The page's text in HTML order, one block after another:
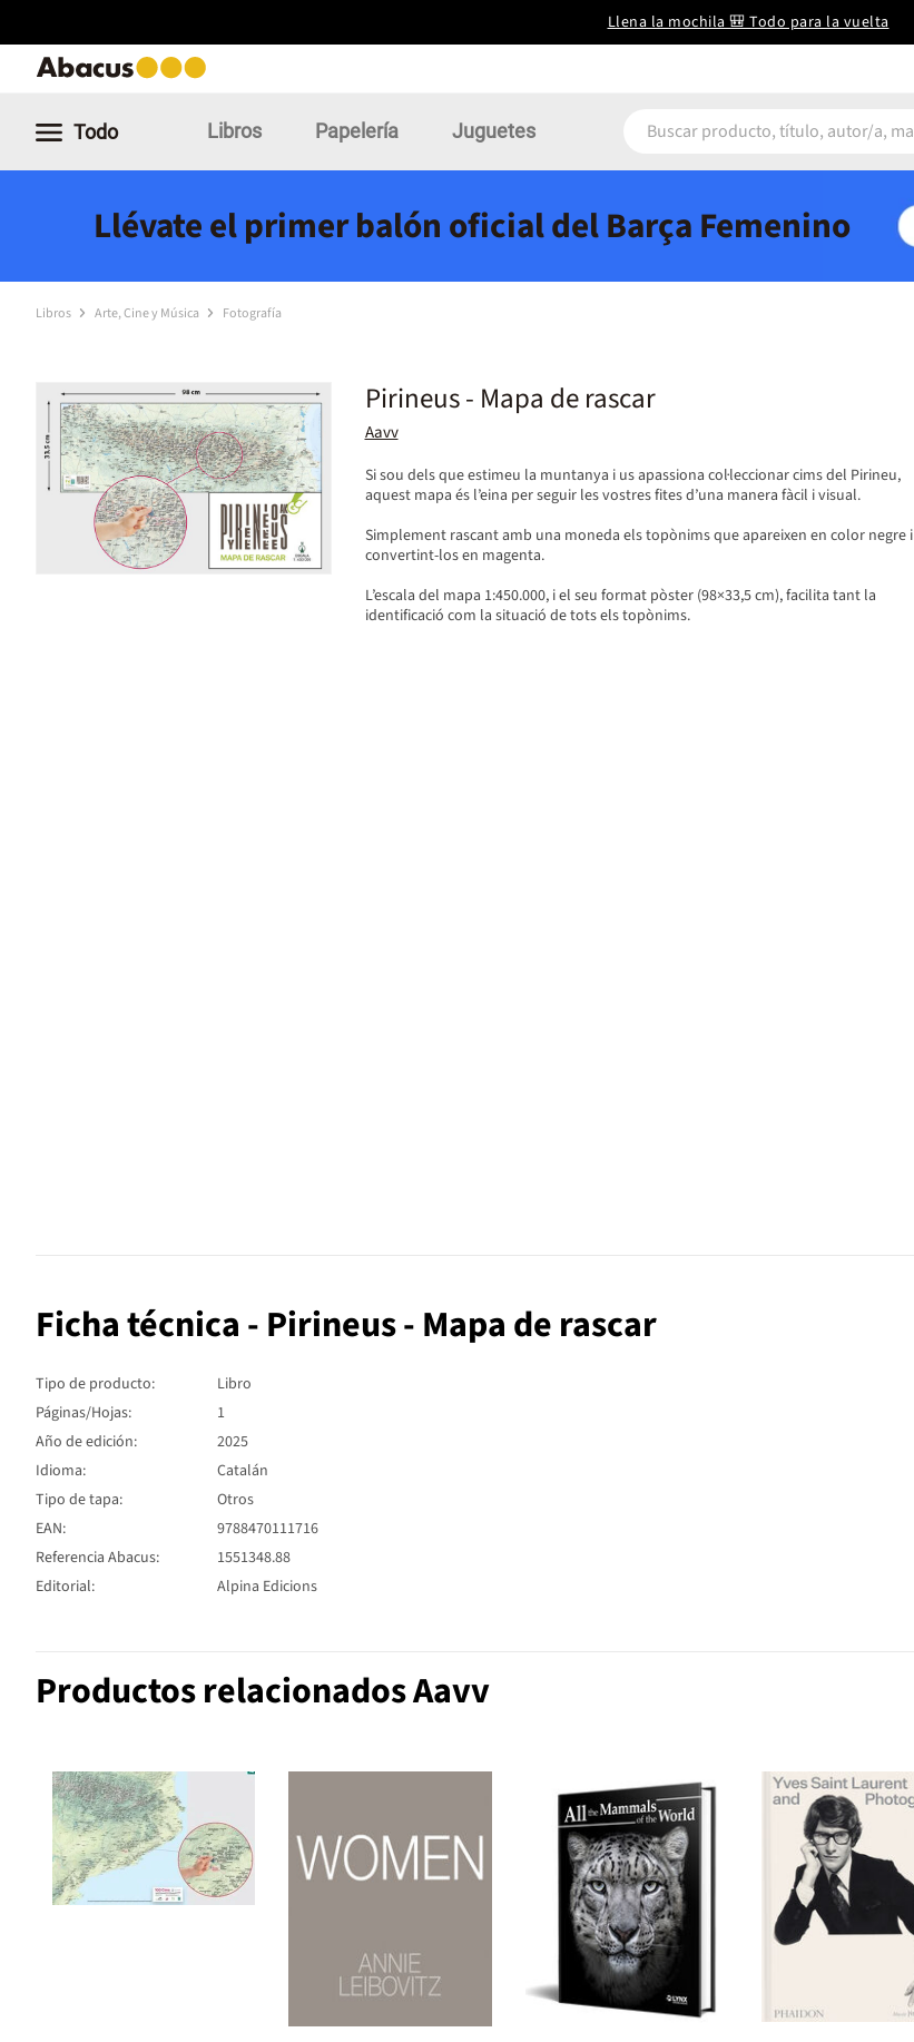
Llena la mochila 🎒 Todo para la vuelta
Todo Libros Papelería Juguetes
Llévate el primer balón oficial del Barça Femenino
Libros Arte, Cine y Música Fotografía
Pirineus - Mapa de rascar
Aavv
Si sou dels que estimeu la muntanya i us apassiona col·leccionar cims del Pirineu,
aquest mapa és l’eina per seguir les vostres fites d’una manera fàcil i visual.
Simplement rascant amb una moneda els topònims que apareixen en color negre i
convertint-los en magenta.
L’escala del mapa 1:450.000, i el seu format pòster (98×33,5 cm), facilita tant la
identificació com la situació de tots els topònims.
Ficha técnica - Pirineus - Mapa de rascar
Tipo de producto:
Libro
Páginas/Hojas:
1
Año de edición:
2025
Idioma:
Catalán
Tipo de tapa:
Otros
EAN:
9788470111716
Referencia Abacus:
1551348.88
Editorial:
Alpina Edicions
Productos relacionados Aavv